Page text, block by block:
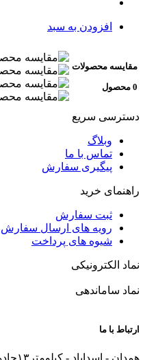
افزودن به سبد
مقایسه محصولات
0 محصول
دسترسی سریع
وبلاگ
تماس با ما
پیگیری سفارش
راهنمای خرید
ثبت سفارش
رویه های ارسال سفارش
شیوه های پرداخت
نماد الکترونیکی
نماد ساماندهی
ارتباط با ما
همدان - اسداباد - کیلومتر۱۳جاده کرمانشاه - شرکت پارادایس